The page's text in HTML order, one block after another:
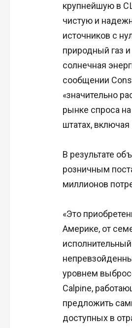
крупнейшую в
чистую и
источников с
природный газ
солнечная
сообщении
«значительно
рынке спроса
штатах,
В результате
розничным
миллионов
«Это
Америке, от
уровнем
Calpine,
предложить
доступных в